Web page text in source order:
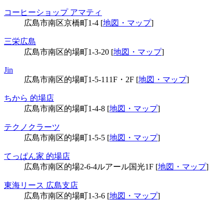
コーヒーショップ アマティ
広島市南区京橋町1-4 [地図・マップ]
三栄広島
広島市南区的場町1-3-20 [地図・マップ]
Jin
広島市南区的場町1-5-111F・2F [地図・マップ]
ちから 的場店
広島市南区的場町1-4-8 [地図・マップ]
テクノクラーツ
広島市南区的場町1-5-5 [地図・マップ]
てっぱん家 的場店
広島市南区的場2-6-4ルアール国光1F [地図・マップ]
東海リース 広島支店
広島市南区的場町1-3-6 [地図・マップ]